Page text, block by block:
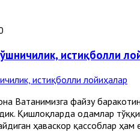
истиқболли
Ватанимизга файзу
Қишлоқларда одамлар
ҳаваскор қассоблар